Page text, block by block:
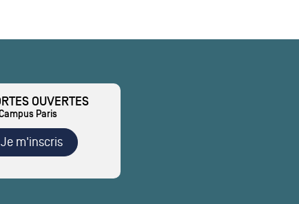
OUVERTES
Paris
Je m'inscris